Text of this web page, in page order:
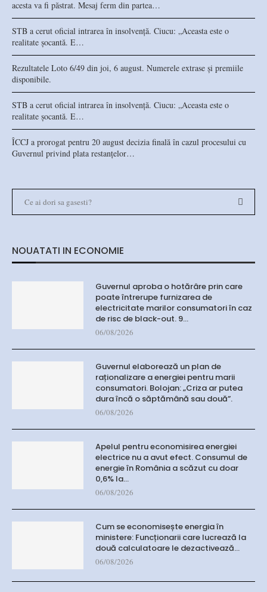
acesta va fi păstrat. Mesaj ferm din partea…
STB a cerut oficial intrarea în insolvență. Ciucu: „Aceasta este o
realitate șocantă. E…
Rezultatele Loto 6/49 din joi, 6 august. Numerele extrase și premiile
disponibile.
STB a cerut oficial intrarea în insolvență. Ciucu: „Aceasta este o
realitate șocantă. E…
ÎCCJ a prorogat pentru 20 august decizia finală în cazul procesului cu
Guvernul privind plata restanțelor…
NOUATATI IN ECONOMIE
Guvernul aproba o hotărâre prin care
poate întrerupe furnizarea de
electricitate marilor consumatori în caz
de risc de black-out. 9…
06/08/2026
Guvernul elaborează un plan de
raționalizare a energiei pentru marii
consumatori. Bolojan: „Criza ar putea
dura încă o săptămână sau două”.
06/08/2026
Apelul pentru economisirea energiei
electrice nu a avut efect. Consumul de
energie în România a scăzut cu doar
0,6% la…
06/08/2026
Cum se economisește energia în
ministere: Funcționarii care lucrează la
două calculatoare le dezactivează…
06/08/2026